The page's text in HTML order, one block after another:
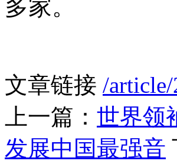
多家。
文章链接 /
上一篇： 世界领
发展中国最强音